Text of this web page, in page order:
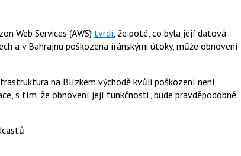
Web Services (AWS) tvrdí , že poté, co byla její datová
a v Bahrajnu poškozena íránskými útoky, může obnovení
na Blízkém východě kvůli poškození není
s tím, že obnovení její funkčnosti „bude pravděpodobně